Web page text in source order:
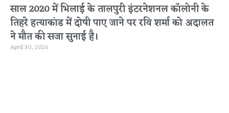
साल 2020 में भिलाई के तालपुरी इंटरनेशनल कॉलोनी के
तिहरे हत्याकांड में दोषी पाए जाने पर रवि शर्मा को अदालत
ने मौत की सजा सुनाई है।
April 30, 2026